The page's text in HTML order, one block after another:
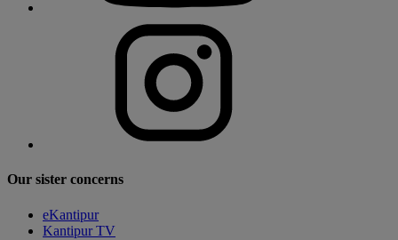
Our sister concerns
eKantipur
Kantipur TV